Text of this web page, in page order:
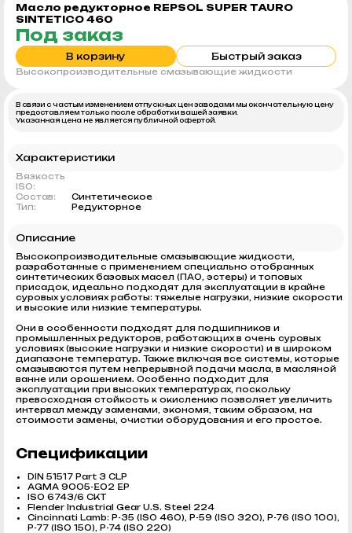
Масло редукторное REPSOL SUPER TAURO
SINTETICO 460
Под заказ
В корзину Быстрый заказ
Высокопроизводительные смазывающие жидкости
В связи с частым изменением отпускных цен заводами мы окончательную цену
предоставляем только после обработки вашей заявки.
Указанная цена не является публичной офертой.
Характеристики
Вязкость
ISO:
Состав:
Синтетическое
Тип:
Редукторное
Описание
Высокопроизводительные смазывающие жидкости,
разработанные с применением специально отобранных
синтетических базовых масел (ПАО, эстеры) и топовых
присадок, идеально подходят для эксплуатации в крайне
суровых условиях работы: тяжелые нагрузки, низкие скорости
и высокие или низкие температуры.
Они в особенности подходят для подшипников и
промышленных редукторов, работающих в очень суровых
условиях (высокие нагрузки и низкие скорости) и в широком
диапазоне температур. Также включая все системы, которые
смазываются путем непрерывной подачи масла, в масляной
ванне или орошением. Особенно подходит для
эксплуатации при высоких температурах, поскольку
превосходная стойкость к окислению позволяет увеличить
интервал между заменами, экономя, таким образом, на
стоимости замены, очистки оборудования и его простое.
Спецификации
DIN 51517 Part 3 CLP
AGMA 9005-E02 EP
ISO 6743/6 CKT
Flender Industrial Gear U.S. Steel 224
Cincinnati Lamb: P-35 (ISO 460), P-59 (ISO 320), P-76 (ISO 100),
P-77 (ISO 150), P-74 (ISO 220)